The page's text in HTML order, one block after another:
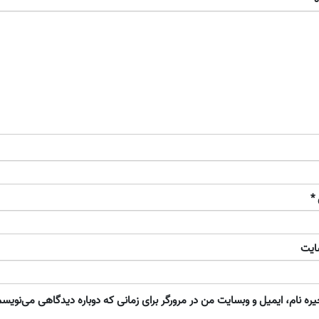
*
نام، ایمیل و وبسایت من در مرورگر برای زمانی که دوباره دیدگاهی